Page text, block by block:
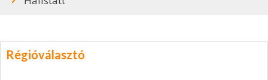
Régióválasztó